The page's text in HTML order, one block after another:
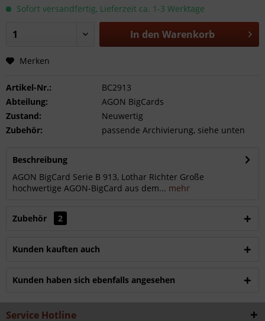
Sofort versandfertig, Lieferzeit ca. 1-3 Werktage
In den Warenkorb
Merken
Artikel-Nr.:
BC2913
Abteilung:
AGON BigCards
Zustand:
Neuwertig
Zubehör:
passende Archivierung, siehe unten
Beschreibung
AGON BigCard Serie B 913, Lothar Richter Große
hochwertige AGON-BigCard aus dem... mehr
Zubehör 2
Kunden kauften auch
Kunden haben sich ebenfalls angesehen
Service Hotline